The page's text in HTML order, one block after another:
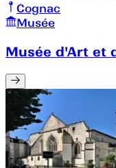
Cognac
Musée
Musée d'Art et